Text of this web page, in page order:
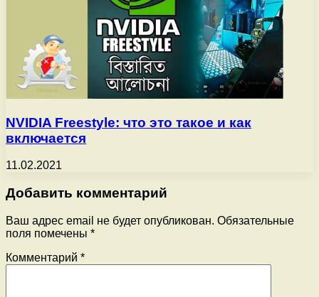
NVIDIA Freestyle: что это такое и как
включается
11.02.2021
Добавить комментарий
Ваш адрес email не будет опубликован. Обязательные
поля помечены *
Комментарий *